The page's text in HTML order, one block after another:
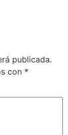
publicada.
con *